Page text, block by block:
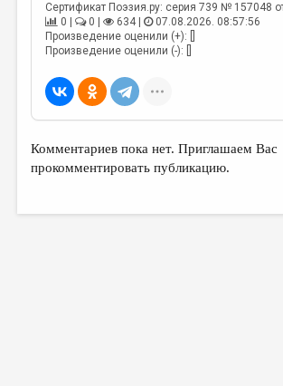
ЭССЕИСТИКА
ЛИТЕРАТУРОВЕДЕНИЕ
КУЛЬТУРОВЕДЕНИЕ
ПУБЛИЦИСТИКА
РЕЦЕНЗИРОВАНИЕ
ЦИКЛЫ ПУБЛИКАЦИЙ
Сертификат Поэзия.ру: серия 739 № 157048
0 |
0 | 634 |
07.08.2026. 08:57:56
Произведение оценили (+): []
Произведение оценили (-): []
Комментариев пока нет. Приглашаем Вас
прокомментировать публикацию.